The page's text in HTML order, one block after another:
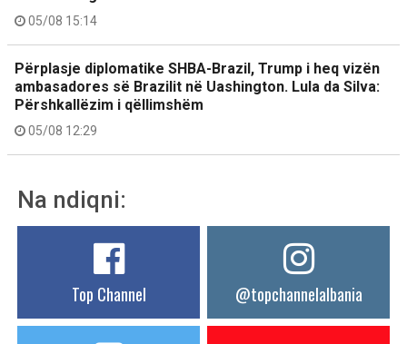
05/08 15:14
Përplasje diplomatike SHBA-Brazil, Trump i heq vizën
ambasadores së Brazilit në Uashington. Lula da Silva:
Përshkallëzim i qëllimshëm
05/08 12:29
Na ndiqni:
Top Channel @topchannelalbania